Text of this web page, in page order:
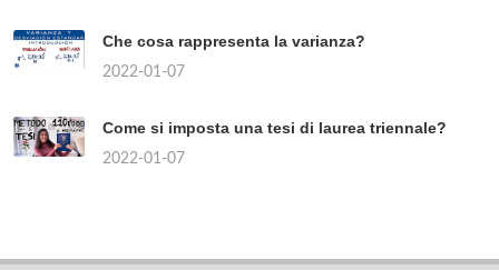
Che cosa rappresenta la varianza?
2022-01-07
Come si imposta una tesi di laurea triennale?
2022-01-07